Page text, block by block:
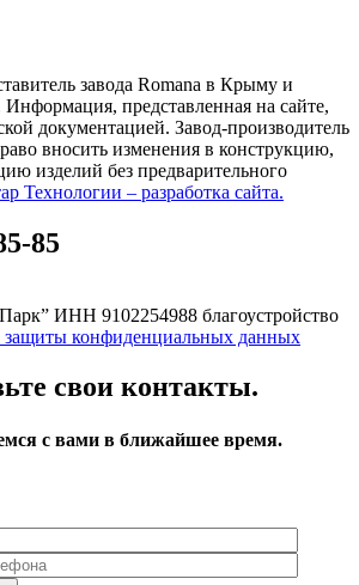
завода Romana в Крыму и
Информация, представленная на сайте,
документацией. Завод-производитель
вносить изменения в конструкцию,
изделий без предварительного
Технологии – разработка сайта.
85
ИНН 9102254988 благоустройство
защиты конфиденциальных данных
свои контакты.
с вами в ближайшее время.